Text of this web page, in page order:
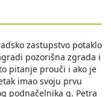
zastupstvo potaklo
pozorišna zgrada i
pitanje prouči i ako je
imao svoju prvu
podnačelnika g. Petra